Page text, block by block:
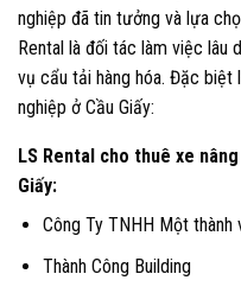
nghiệp đã tin tưởng và lựa
Rental là đối tác làm việc
vụ cẩu tải hàng hóa. Đặc biệt
nghiệp ở Cầu Giấy:
LS Rental cho thuê xe
Giấy:
Công Ty TNHH Một thành
Thành Công Building